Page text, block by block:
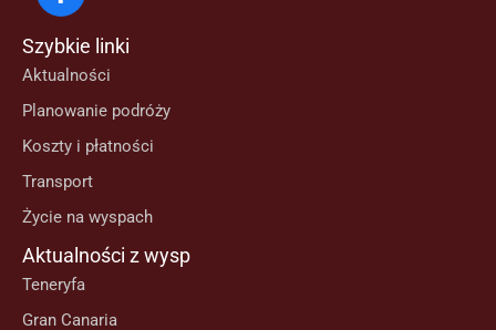
Szybkie linki
Aktualności
Planowanie podróży
Koszty i płatności
Transport
Życie na wyspach
Aktualności z wysp
Teneryfa
Gran Canaria